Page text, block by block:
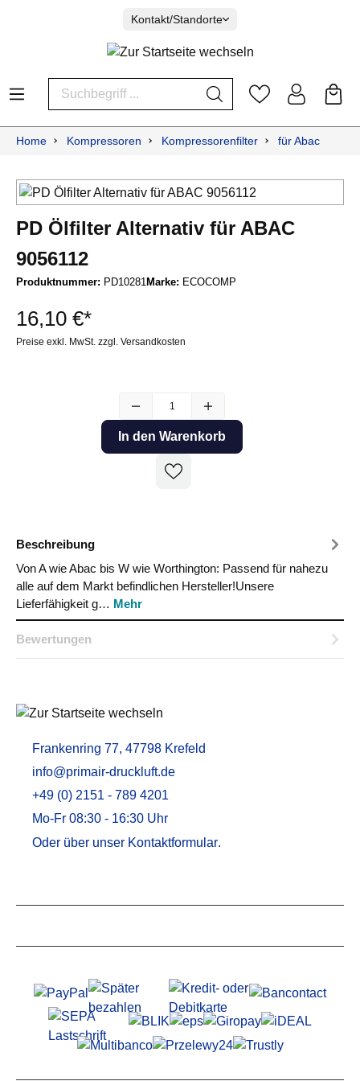
Kontakt/Standorte
Home Kompressoren Kompressorenfilter für Abac
PD Ölfilter Alternativ für ABAC
9056112
Produktnummer: PD10281Marke: ECOCOMP
16,10 €*
Preise exkl. MwSt. zzgl. Versandkosten
In den Warenkorb
Beschreibung
Von A wie Abac bis W wie Worthington: Passend für nahezu
alle auf dem Markt befindlichen Hersteller!Unsere
Lieferfähigkeit g… Mehr
Bewertungen
Frankenring 77, 47798 Krefeld
info@primair-druckluft.de
+49 (0) 2151 - 789 4201
Mo-Fr 08:30 - 16:30 Uhr
Oder über unser Kontaktformular.